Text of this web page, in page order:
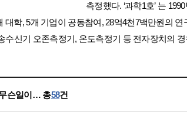
측정했다. ‘과학1호’ 는
대학, 5개 기업이 공동참여, 28억4천7백만원의
수신기 오존측정기, 온도측정기 등 전자장치의
슨일이… 총58건